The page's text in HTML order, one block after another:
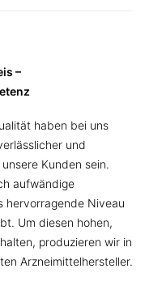
–
haben bei uns
und
Kunden sein.
aufwändige
hervorragende Niveau
Um diesen hohen,
produzieren wir in
Arzneimittelhersteller.